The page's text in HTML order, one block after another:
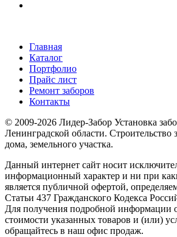
Главная
Каталог
Портфолио
Прайс лист
Ремонт заборов
Контакты
© 2009-2026 Лидер-Забор Установка
Ленинградской области. Строительство
дома, земельного участка.
Данный интернет сайт носит
информационный характер и ни при
является публичной офертой,
Статьи 437 Гражданского Кодекса
Для получения подробной информации
стоимости указанных товаров и (или)
обращайтесь в наш офис продаж.